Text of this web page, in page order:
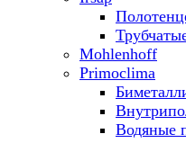
Mohlenhoff
Primoclima
Водяные